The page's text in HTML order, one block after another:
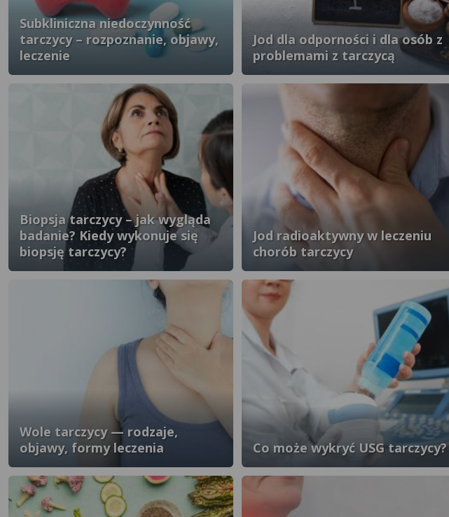
Subkliniczna niedoczynność
tarczycy – rozpoznanie, objawy,
leczenie
Jod dla odporności i dla osób z
problemami z tarczycą
Biopsja tarczycy – jak wygląda
badanie? Kiedy wykonuje się
biopsję tarczycy?
Jod radioaktywny w leczeniu
chorób tarczycy
Wole tarczycy — rodzaje,
objawy, formy leczenia
Co może wykryć USG tarczycy?